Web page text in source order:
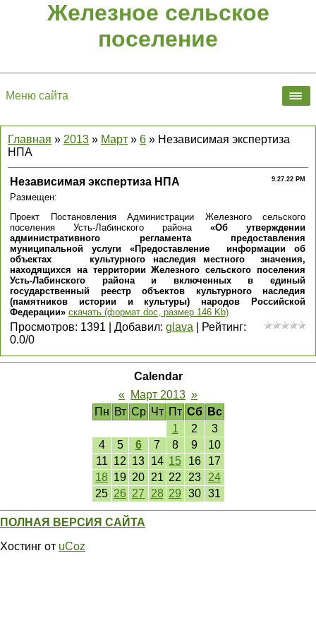
Железное сельское
поселение
Меню сайта
Главная » 2013 » Март » 6 » Независимая экспертиза
НПА
9.27.22 PM
Независимая экспертиза НПА
Размещен:
Проект Постановления Администрации Железного сельского
поселения Усть-Лабинского района «Об утверждении
административного регламента предоставления
муниципальной услуги «Предоставление информации об
объектах культурного наследия местного значения,
находящихся на территории Железного сельского поселения
Усть-Лабинского района и включенных в единый
государственный реестр объектов культурного наследия
(памятников истории и культуры) народов Российской
Федерации» скачать (формат doc, размер 146 Kb)
Просмотров: 1391 Добавил: glava Рейтинг:
0.0/0
Calendar
« Март 2013 »
Пн Вт Ср Чт Пт Сб
Вс
1
2
3
4
5 6 7 8 9
10
11 12 13 14 15 16
17
18 19 20 21 22 23
24
25 26 27 28 29 30 31
ПОЛНАЯ ВЕРСИЯ САЙТА
Хостинг от uCoz